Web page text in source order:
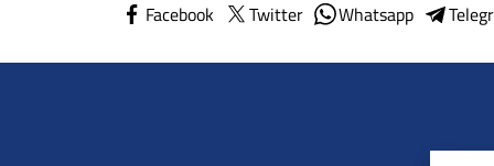
Facebook Twitter Whatsapp